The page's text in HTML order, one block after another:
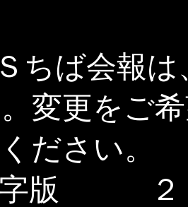
ちば会報は
変更をご
ださい。
字版 ２